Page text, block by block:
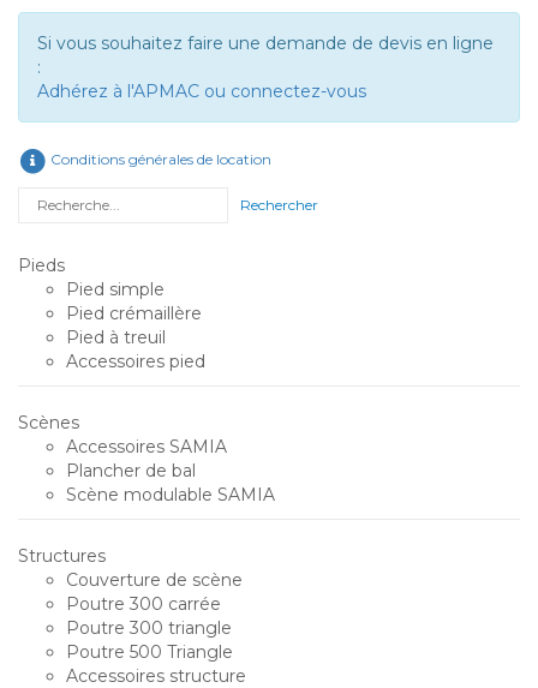
Si vous souhaitez faire une demande de devis en ligne
:
Adhérez à l'APMAC ou connectez-vous
Conditions générales de location
Rechercher
Pieds
Pied simple
Pied crémaillère
Pied à treuil
Accessoires pied
Scènes
Accessoires SAMIA
Plancher de bal
Scène modulable SAMIA
Structures
Couverture de scène
Poutre 300 carrée
Poutre 300 triangle
Poutre 500 Triangle
Accessoires structure